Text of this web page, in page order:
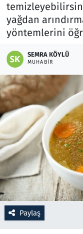
yağdan
yöntemlerini
SEMRA KÖYLÜ
MUHABIR
Paylaş
Otomobil
Oyun
Ramazan
Resmi İlanlar
Rüya Tabirleri
Sağlık
Savunma
Seçim 2023
Spor